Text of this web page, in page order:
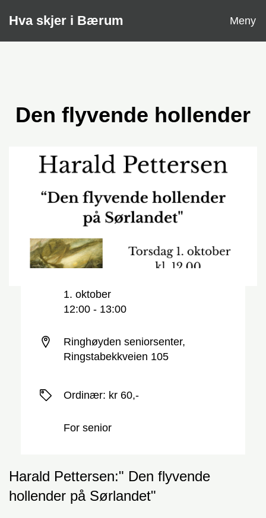
Hva skjer i Bærum Meny
Den flyvende hollender
1. oktober
12:00 - 13:00
Ringhøyden seniorsenter,
Ringstabekkveien 105
Ordinær: kr 60,-
For senior
Harald Pettersen:" Den flyvende
hollender på Sørlandet"